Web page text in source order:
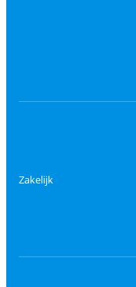
Zakelijk